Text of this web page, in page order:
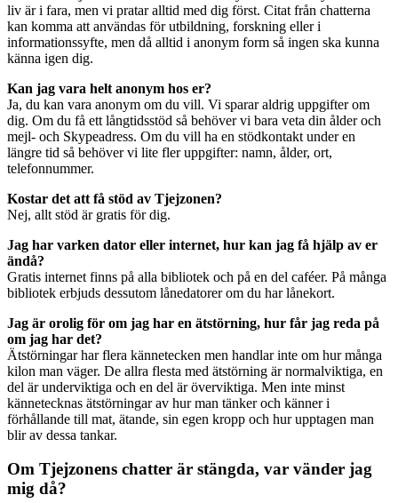
liv är i fara, men vi pratar alltid med dig först. Citat från chatterna
kan komma att användas för utbildning, forskning eller i
informationssyfte, men då alltid i anonym form så ingen ska kunna
känna igen dig.
Kan jag vara helt anonym hos er?
Ja, du kan vara anonym om du vill. Vi sparar aldrig uppgifter om
dig. Om du få ett långtidsstöd så behöver vi bara veta din ålder och
mejl- och Skypeadress. Om du vill ha en stödkontakt under en
längre tid så behöver vi lite fler uppgifter: namn, ålder, ort,
telefonnummer.
Kostar det att få stöd av Tjejzonen?
Nej, allt stöd är gratis för dig.
Jag har varken dator eller internet, hur kan jag få hjälp av er
ändå?
Gratis internet finns på alla bibliotek och på en del caféer. På många
bibliotek erbjuds dessutom lånedatorer om du har lånekort.
Jag är orolig för om jag har en ätstörning, hur får jag reda på
om jag har det?
Ätstörningar har flera kännetecken men handlar inte om hur många
kilon man väger. De allra flesta med ätstörning är normalviktiga, en
del är underviktiga och en del är överviktiga. Men inte minst
kännetecknas ätstörningar av hur man tänker och känner i
förhållande till mat, ätande, sin egen kropp och hur upptagen man
blir av dessa tankar.
Om Tjejzonens chatter är stängda, var vänder jag
mig då?